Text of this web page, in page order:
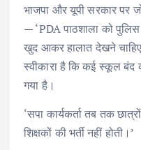
भाजपा और यूपी सरकार पर
— ‘PDA पाठशाला को
खुद आकर हालात देखने
स्वीकारा है कि कई स्कूल बंद
गया है।
‘सपा कार्यकर्ता तब तक
शिक्षकों की भर्ती नहीं होती।’